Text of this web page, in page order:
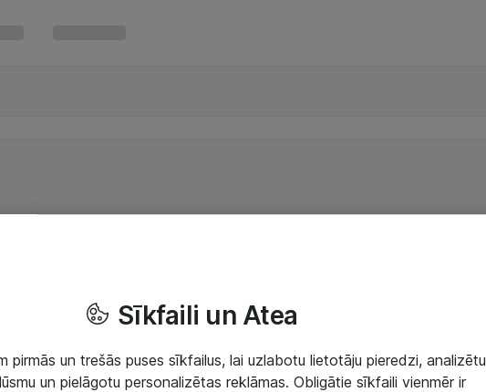
Sīkfaili un Atea
pirmās un trešās puses sīkfailus, lai uzlabotu lietotāju pieredzi, analizētu
un pielāgotu personalizētas reklāmas. Obligātie sīkfaili vienmēr ir